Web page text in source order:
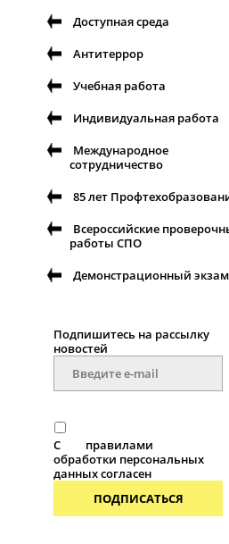
Доступная среда
Антитеррор
Учебная работа
Индивидуальная работа
Международное
сотрудничество
85 лет
Всероссийские
работы СПО
Демонстрационный
Подпишитесь на рассылку
новостей
С
правилами
обработки персональных
данных согласен
ПОДПИСАТЬСЯ